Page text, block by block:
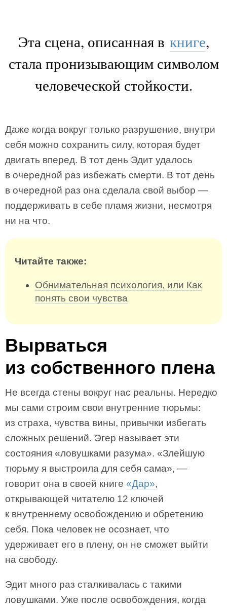
Эта сцена, описанная в книге,
стала пронизывающим символом
человеческой стойкости.
Даже когда вокруг только разрушение, внутри
себя можно сохранить силу, которая будет
двигать вперед. В тот день Эдит удалось
в очередной раз избежать смерти. В тот день
в очередной раз она сделала свой выбор —
поддерживать в себе пламя жизни, несмотря
ни на что.
Читайте также:
Обнимательная психология, или Как
понять свои чувства
Вырваться
из собственного плена
Не всегда стены вокруг нас реальны. Нередко
мы сами строим свои внутренние тюрьмы:
из страха, чувства вины, привычки избегать
сложных решений. Эгер называет эти
состояния «ловушками разума». «Злейшую
тюрьму я выстроила для себя сама», —
говорит она в своей книге «Дар»,
открывающей читателю 12 ключей
к внутреннему освобождению и обретению
себя. Пока человек не осознает, что
удерживает его в плену, он не сможет выйти
на свободу.
Эдит много раз сталкивалась с такими
ловушками. Уже после освобождения, когда